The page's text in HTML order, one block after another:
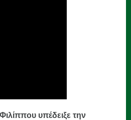
υπέδειξε την